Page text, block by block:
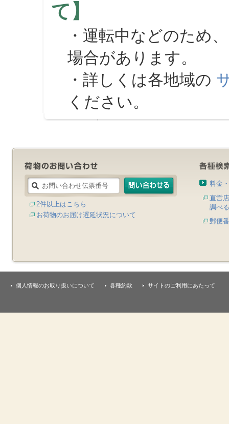
て】
・運転中などのため
場合があります。
・詳しくは各地域の
ください。
2件以上はこちら
お荷物のお届け遅延状況について
料金
直営
調べる
郵便
個人情報のお取り扱いについて 各種約款 サイトのご利用にあたって